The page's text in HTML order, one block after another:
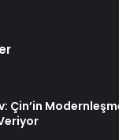
Çin’in